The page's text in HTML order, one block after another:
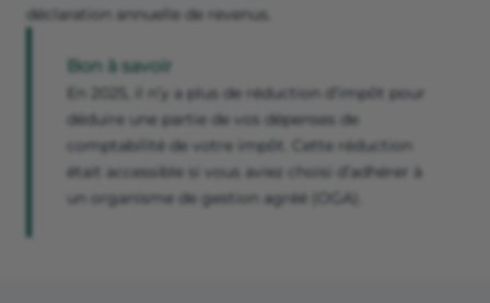
déclaration annuelle de revenus.
Bon à savoir
En 2025, il n’y a plus de réduction d’impôt pour
déduire une partie de vos dépenses de
comptabilité de votre impôt. Cette réduction
était accessible si vous aviez choisi d’adhérer à
un organisme de gestion agréé (OGA).